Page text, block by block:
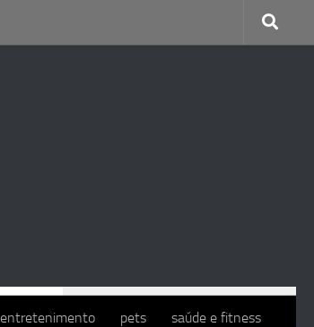
entretenimento pets saúde e fitness
CONTINUE COM O EXMO. CLIENTE